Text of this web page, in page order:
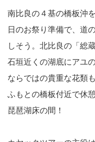
南比良の４基の橋板沖
日のお祭り準備で、道
しそう。北比良の「総
石垣近くの湖底にアユ
ならではの貴重な花類
ふもとの橋板付近で休
琵琶湖床の間！